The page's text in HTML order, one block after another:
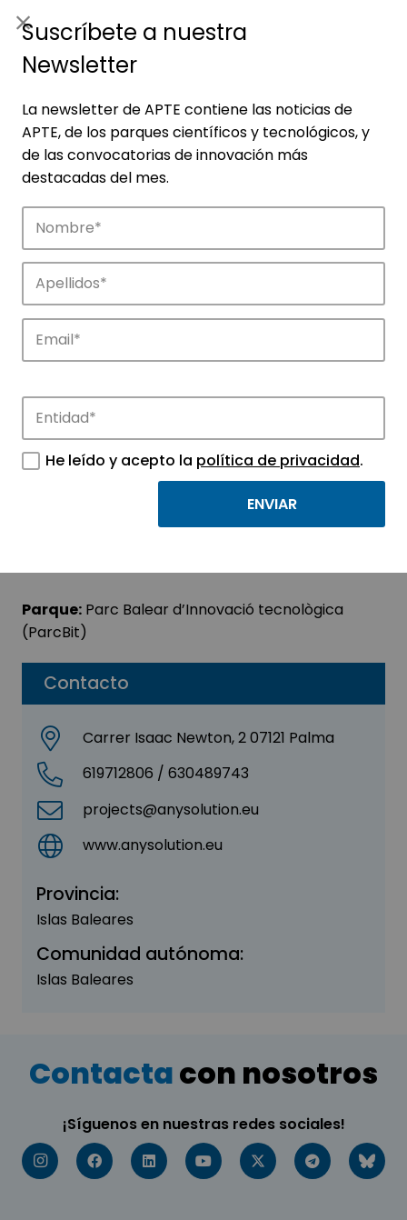
Empresas
Descubre las empresas que impulsan la
innovación en los parques de APTE.
Contacto
Carrer Isaac Newton, 2 07121 Palma
619712806 / 630489743
projects@anysolution.eu
www.anysolution.eu
Provincia:
Islas Baleares
Comunidad autónoma:
Islas Baleares
AnySolution, S,L.
INFORMACIÓN, INFORMÁTICA Y
Parque: Parc Balear d’Innovació tecnològica
(ParcBit)
Contactacon nosotros
¡Síguenos en nuestras redes sociales!
Suscríbete a nuestra
Newsletter
La newsletter de APTE contiene las noticias de
APTE, de los parques científicos y tecnológicos, y
de las convocatorias de innovación más
destacadas del mes.
He leído y acepto la política de privacidad.